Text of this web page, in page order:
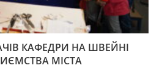
КАФЕДРИ НА ШВЕЙНІ
МІСТА